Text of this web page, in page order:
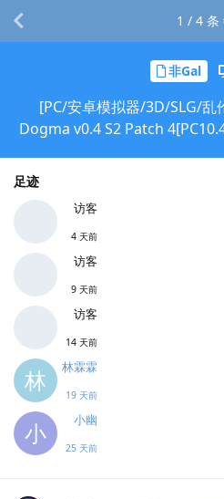
非Gal
[PC/安卓模拟器/3D/SLG/
Dogma v0.4 S2 Patch
足迹
访客
4 天前
访客
9 天前
访客
14 天前
林 林霖霖
19 天前
小 小幽
25 天前
1 / 4 条